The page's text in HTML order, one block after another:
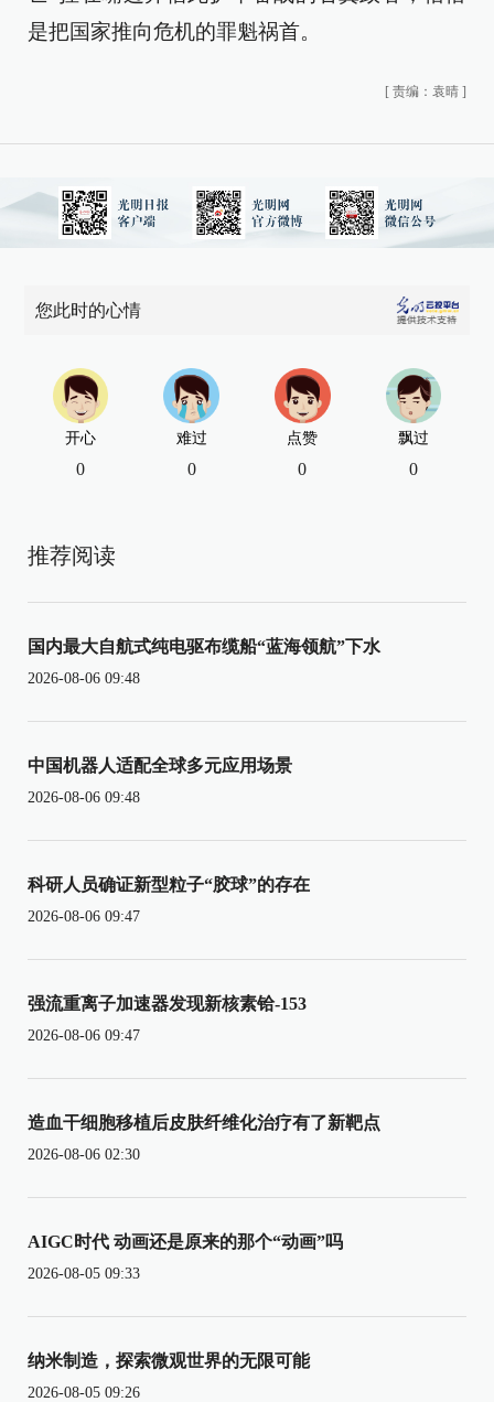
是把国家推向危机的罪魁祸首。
[ 责编：袁晴 ]
您此时的心情
开心
0
难过
0
点赞
0
飘过
0
推荐阅读
国内最大自航式纯电驱布缆船“蓝海领航”下水
2026-08-06 09:48
中国机器人适配全球多元应用场景
2026-08-06 09:48
科研人员确证新型粒子“胶球”的存在
2026-08-06 09:47
强流重离子加速器发现新核素铪-153
2026-08-06 09:47
造血干细胞移植后皮肤纤维化治疗有了新靶点
2026-08-06 02:30
AIGC时代 动画还是原来的那个“动画”吗
2026-08-05 09:33
纳米制造，探索微观世界的无限可能
2026-08-05 09:26